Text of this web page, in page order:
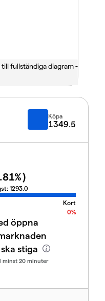
till fullständiga diagram -
Köpa
1349.5
%)
1293.0
Kort
0%
öppna
stiga
minst 20 minuter